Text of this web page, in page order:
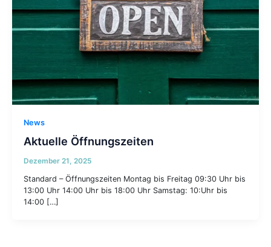
News
Aktuelle Öffnungszeiten
Dezember 21, 2025
Standard – Öffnungszeiten Montag bis Freitag 09:30 Uhr bis
13:00 Uhr 14:00 Uhr bis 18:00 Uhr Samstag: 10:Uhr bis
14:00 […]